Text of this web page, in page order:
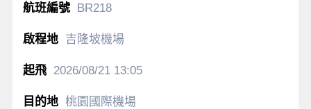
BR218
吉隆坡機場
2026/08/2113:05
桃園國際機場